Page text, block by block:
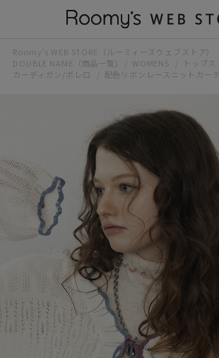
Roomy’s WEB STORE（ルーミィーズウェブストア）
DOUBLE NAME（商品一覧)
WOMENS
トップス
カーディガン/ボレロ
配色リボンレースニットカーデ